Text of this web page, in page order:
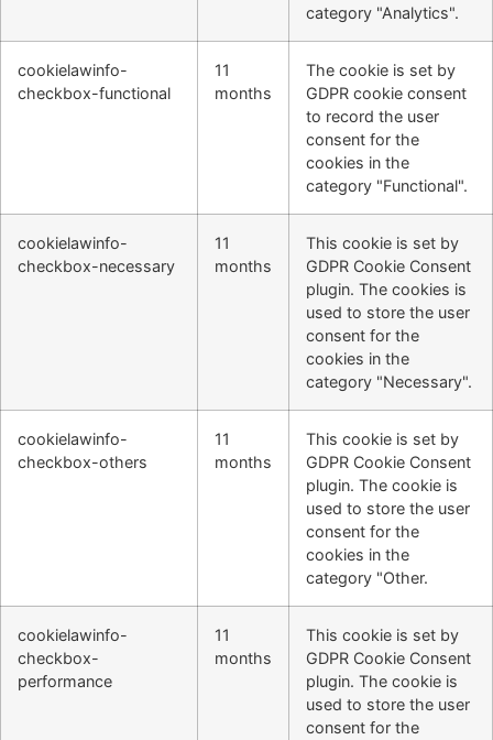
category "Analytics".
cookielawinfo-
checkbox-functional
11
months
The cookie is set by
GDPR cookie consent
to record the user
consent for the
cookies in the
category "Functional".
cookielawinfo-
checkbox-necessary
11
months
This cookie is set by
GDPR Cookie Consent
plugin. The cookies is
used to store the user
consent for the
cookies in the
category "Necessary".
cookielawinfo-
checkbox-others
11
months
This cookie is set by
GDPR Cookie Consent
plugin. The cookie is
used to store the user
consent for the
cookies in the
category "Other.
cookielawinfo-
checkbox-
performance
11
months
This cookie is set by
GDPR Cookie Consent
plugin. The cookie is
used to store the user
consent for the